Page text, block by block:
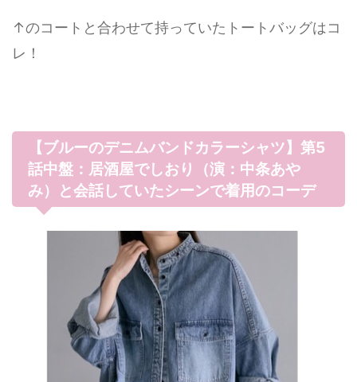
↑のコートと合わせて持っていたトートバッグはコ
レ！
【ブルーのデニムバンドカラーシャツ】第5
話中盤：居酒屋でしおり（演：中条あや
み）と会話していたシーンで着用のコーデ